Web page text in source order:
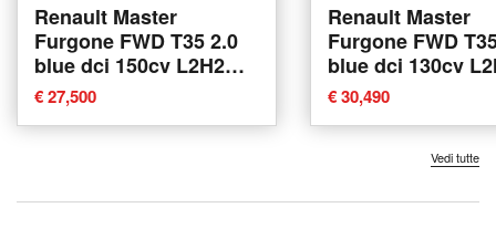
Renault Master
Furgone FWD T35 2.0
blue dci 150cv L2H2
EVIE nuova a Gioia
Tauro
€ 27,500
Renault Master
Furgone FWD
blue dci 130cv
nuova a
€ 30,490
Vedi tutte